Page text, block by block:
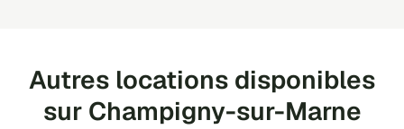
Autres locations disponibles
sur Champigny-sur-Marne